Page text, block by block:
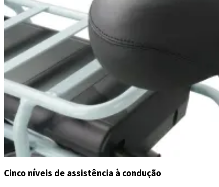
Cinco níveis de assistência à condução